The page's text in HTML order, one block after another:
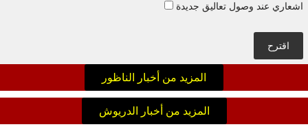
اشعاري عند وصول تعاليق جديدة
اقترح
المزيد من أخبار الناظور
المزيد من أخبار الدريوش